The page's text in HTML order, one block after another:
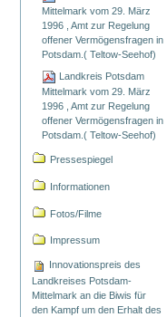
Mittelmark vom 29. März
1996 , Amt zur Regelung
offener Vermögensfragen in
Potsdam.( Teltow-Seehof)
Landkreis Potsdam
Mittelmark vom 29. März
1996 , Amt zur Regelung
offener Vermögensfragen in
Potsdam.( Teltow-Seehof)
Pressespiegel
Informationen
Fotos/Filme
Impressum
Innovationspreis des
Landkreises Potsdam-
Mittelmark an die Biwis für
den Kampf um den Erhalt des